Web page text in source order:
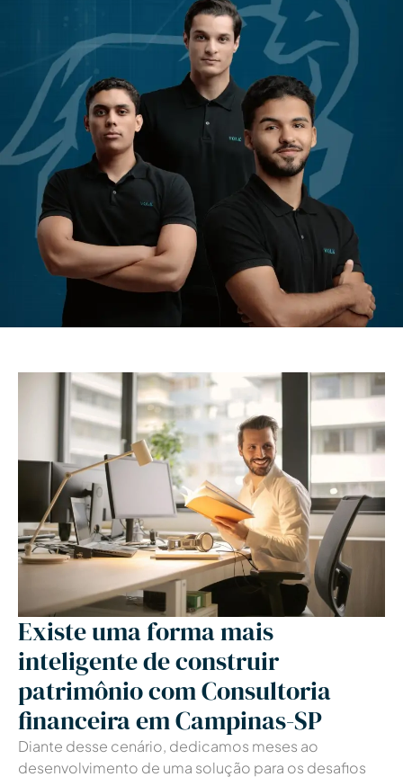
Existe uma forma mais
inteligente de construir
patrimônio com Consultoria
financeira em Campinas-SP
Diante desse cenário, dedicamos meses ao
desenvolvimento de uma solução para os desafios